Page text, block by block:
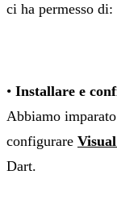
ci ha permesso di:
• Installare e
Abbiamo
configurare
Dart.